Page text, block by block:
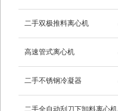
二手双极推料离心机
高速管式离心机
二手不锈钢冷凝器
二手全自动刮刀下卸料离心机